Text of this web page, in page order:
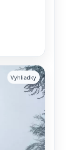
Vyhliadky